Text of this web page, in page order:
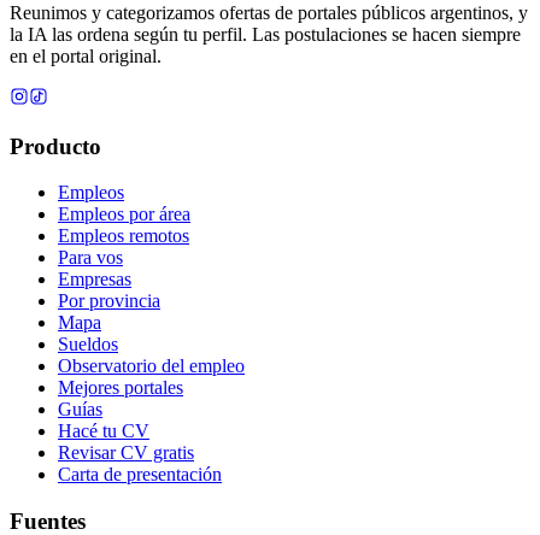
Reunimos y categorizamos ofertas de portales públicos argentinos, y
la IA las ordena según tu perfil. Las postulaciones se hacen siempre
en el portal original.
Producto
Empleos
Empleos por área
Empleos remotos
Para vos
Empresas
Por provincia
Mapa
Sueldos
Observatorio del empleo
Mejores portales
Guías
Hacé tu CV
Revisar CV gratis
Carta de presentación
Fuentes